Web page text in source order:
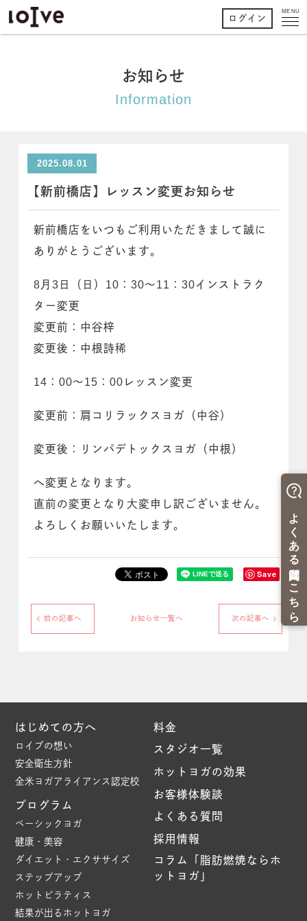
MENU
ログイン
お知らせ
Information
2025.08.01
【新前橋店】レッスン変更お知らせ
新前橋店をいつもご利用いただきまして誠に
ありがとうございます。
8月3日（日）10：30～11：30インストラク
ター変更
変更前：中谷梓
変更後：中根詩稀
14：00～15：00レッスン変更
変更前：肩コリラックスヨガ（中谷）
変更後：リンパデトックスヨガ（中根）
へ変更となります。
直前の変更となり大変申し訳ございません。
よろしくお願いいたします。
Save
前の記事へ お知らせ一覧へ 次の記事へ
はじめての方へ
ロイブの想い
安全衛生方針
全米ヨガアライアンス認定校
プログラム
ベーシックヨガ
健康・美容
ダイエット・エクササイズ
ステップアップ
ホットピラティス
結果が出るホットヨガ
料金
スタジオ一覧
ホットヨガの効果
お客様体験談
よくある質問
採用情報
コラム「脂肪燃焼ならホ
ットヨガ」